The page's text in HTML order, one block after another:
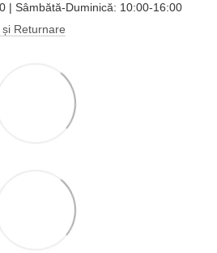
| Sâmbătă-Duminică: 10:00-16:00
și Returnare